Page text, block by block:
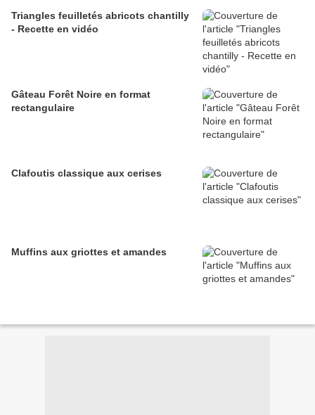
Triangles feuilletés abricots chantilly
- Recette en vidéo
Gâteau Forêt Noire en format
rectangulaire
Clafoutis classique aux cerises
Muffins aux griottes et amandes